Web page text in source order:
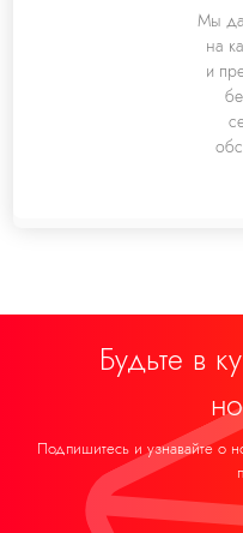
Мы
на
и
Будьте в
Подпишитесь и узнавайте о